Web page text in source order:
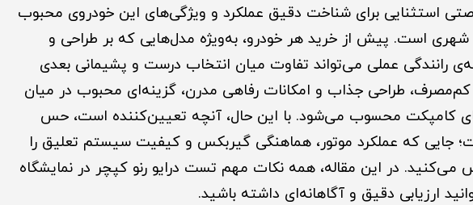
استثنایی برای شناخت دقیق عملکرد و ویژگی‌های این خودروی محبوب
است. پیش از خرید هر خودرو، به‌ویژه مدل‌هایی که بر طراحی و
رانندگی عملی می‌تواند تفاوت میان انتخاب درست و پشیمانی بعدی
کم‌مصرف، طراحی جذاب و امکانات رفاهی مدرن، گزینه‌ای محبوب در میان
کامپکت محسوب می‌شود. با این حال، آنچه تعیین‌کننده است، حس
جایی که عملکرد موتور، هماهنگی گیربکس و کیفیت سیستم تعلیق را
در این مقاله، همه نکات مهم تست درایو رنو کپچر در نمایشگاه
ارزیابی دقیق و آگاهانه‌ای داشته باشید.